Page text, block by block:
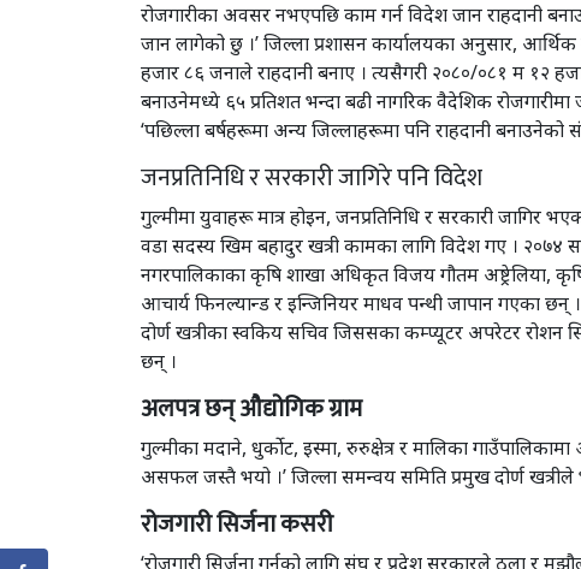
रोजगारीका अवसर नभएपछि काम गर्न विदेश जान राहदानी
जान लागेको छु ।’ जिल्ला प्रशासन कार्यालयका अनुसार,
हजार ८६ जनाले राहदानी बनाए । त्यसैगरी २०८०/०८१ म १२
बनाउनेमध्ये ६५ प्रतिशत भन्दा बढी नागरिक वैदेशिक रोजगारीमा
‘पछिल्ला बर्षहरूमा अन्य जिल्लाहरूमा पनि राहदानी बनाउनेको
जनप्रतिनिधि र सरकारी जागिरे पनि विदेश
गुल्मीमा युवाहरू मात्र होइन, जनप्रतिनिधि र सरकारी जागिर
वडा सदस्य खिम बहादुर खत्री कामका लागि विदेश गए । २०७४
नगरपालिकाका कृषि शाखा अधिकृत विजय गौतम अष्ट्रेलिया,
आचार्य फिनल्यान्ड र इन्जिनियर माधव पन्थी जापान गएका
दोर्ण खत्रीका स्वकिय सचिव जिससका कम्प्यूटर अपरेटर रोशन
छन् ।
अलपत्र छन् औद्योगिक ग्राम
गुल्मीका मदाने, धुर्कोट, इस्मा, रुरुक्षेत्र र मालिका
असफल जस्तै भयो ।’ जिल्ला समन्वय समिति प्रमुख दोर्ण खत्रीले
रोजगारी सिर्जना कसरी
‘रोजगारी सिर्जना गर्नको लागि संघ र प्रदेश सरकारले ठूला र